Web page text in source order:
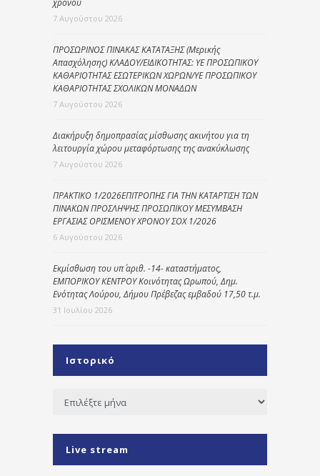
7 Αυγούστου 2026
ΠΡΟΣΩΡΙΝΟΣ ΠΙΝΑΚΑΣ ΚΑΤΑΤΑΞΗΣ (Μερικής
Απασχόλησης) ΚΛΑΔΟΥ/ΕΙΔΙΚΟΤΗΤΑΣ: ΥΕ ΠΡΟΣΩΠΙΚΟΥ
ΚΑΘΑΡΙΟΤΗΤΑΣ ΕΣΩΤΕΡΙΚΩΝ ΧΩΡΩΝ/ΥΕ ΠΡΟΣΩΠΙΚΟΥ
ΚΑΘΑΡΙΟΤΗΤΑΣ ΣΧΟΛΙΚΩΝ ΜΟΝΑΔΩΝ
7 Αυγούστου 2026
Διακήρυξη δημοπρασίας μίσθωσης ακινήτου για τη
λειτουργία χώρου μεταφόρτωσης της ανακύκλωσης
7 Αυγούστου 2026
ΠΡΑΚΤΙΚΟ 1/2026ΕΠΙΤΡΟΠΗΣ ΓΙΑ ΤΗΝ ΚΑΤΑΡΤΙΣΗ ΤΩΝ
ΠΙΝΑΚΩΝ ΠΡΟΣΛΗΨΗΣ ΠΡΟΣΩΠΙΚΟΥ ΜΕΣΥΜΒΑΣΗ
ΕΡΓΑΣΙΑΣ ΟΡΙΣΜΕΝΟΥ ΧΡΟΝΟΥ ΣΟΧ 1/2026
6 Αυγούστου 2026
Εκμίσθωση του υπ΄ αριθ. -14- καταστήματος,
ΕΜΠΟΡΙΚΟΥ ΚΕΝΤΡΟΥ Κοινότητας Ωρωπού, Δημ.
Ενότητας Λούρου, Δήμου Πρέβεζας εμβαδού 17,50 τ.μ.
31 Ιουλίου 2026
Ιστορικό
Ιστορικό
Live stream